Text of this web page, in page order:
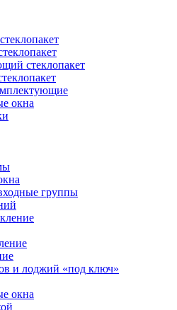
стеклопакет
окна
группы
и лоджий «под ключ»
окна